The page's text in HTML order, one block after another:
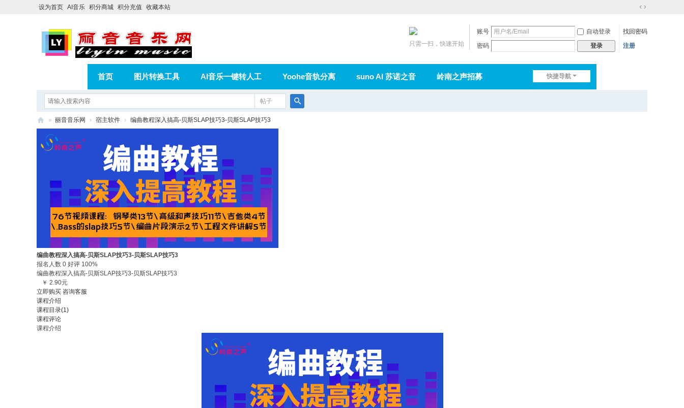
设为首页 AI音乐 积分商城 积分充值 收藏本站
到
账号 自动登录
找回密码
密码
登录 注册
只需一扫，快速开始
快捷导航
首页 图片转换工具 AI音乐一键转人工 Yoohe音轨分离 suno AI 苏诺之音 岭南之声招募
在线论坛
相册 分享 记录
帖子
» 丽音音乐网 › 宿主软件 › 编曲教程深入搞高-贝斯SLAP技巧3-贝斯SLAP技巧3
编曲教程深入搞高-贝斯SLAP技巧3-贝斯SLAP技巧3
报名人数 0 好评 100%
编曲教程深入搞高-贝斯SLAP技巧3-贝斯SLAP技巧3
￥ 2.90元
立即购买 咨询客服
课程介绍
课程目录(1)
课程评论
课程介绍